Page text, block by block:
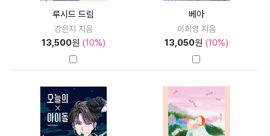
루시드 드림
강은지 지음
13,500원 (10%)
베아
이희영 지음
13,050원 (10%)